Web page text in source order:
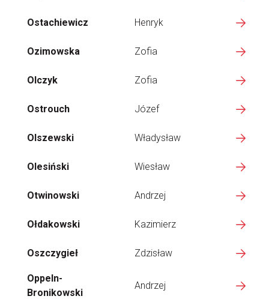
Ostachiewicz Henryk
Ozimowska Zofia
Olczyk Zofia
Ostrouch Józef
Olszewski Władysław
Olesiński Wiesław
Otwinowski Andrzej
Ołdakowski Kazimierz
Oszczygieł Zdzisław
Oppeln-
Bronikowski
Andrzej